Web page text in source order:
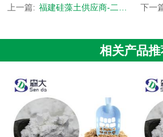
上一篇: 下一
相关产品推